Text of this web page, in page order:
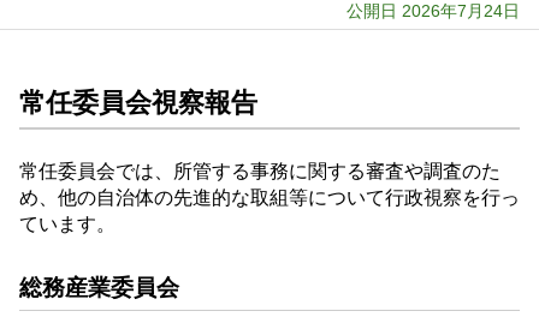
公開日 2026年7月24日
常任委員会視察報告
常任委員会では、所管する事務に関する審査や調査のた
め、他の自治体の先進的な取組等について行政視察を行っ
ています。
総務産業委員会